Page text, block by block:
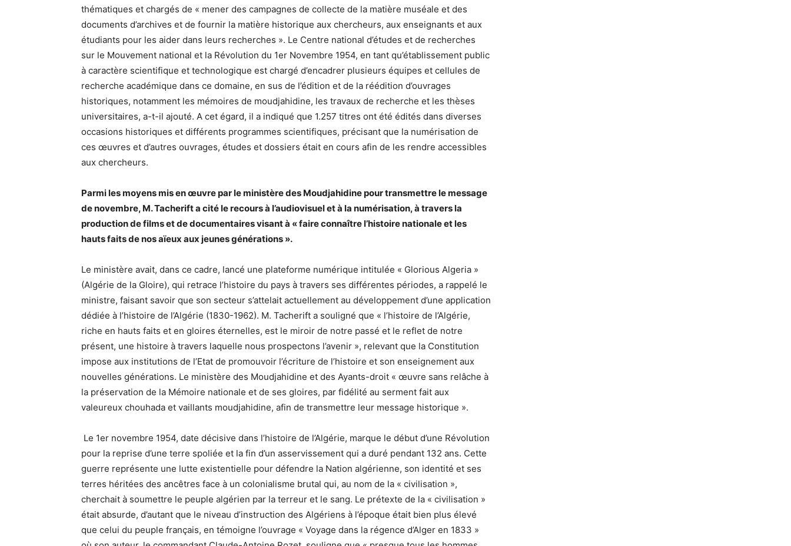
thématiques et chargés de « mener des campagnes de collecte de la matière muséale et des
documents d’archives et de fournir la matière historique aux chercheurs, aux enseignants et aux
étudiants pour les aider dans leurs recherches ». Le Centre national d’études et de recherches
sur le Mouvement national et la Révolution du 1er Novembre 1954, en tant qu’établissement public
à caractère scientifique et technologique est chargé d’encadrer plusieurs équipes et cellules de
recherche académique dans ce domaine, en sus de l’édition et de la réédition d’ouvrages
historiques, notamment les mémoires de moudjahidine, les travaux de recherche et les thèses
universitaires, a-t-il ajouté. A cet égard, il a indiqué que 1.257 titres ont été édités dans diverses
occasions historiques et différents programmes scientifiques, précisant que la numérisation de
ces œuvres et d’autres ouvrages, études et dossiers était en cours afin de les rendre accessibles
aux chercheurs.
Parmi les moyens mis en œuvre par le ministère des Moudjahidine pour transmettre le message
de novembre, M. Tacherift a cité le recours à l’audiovisuel et à la numérisation, à travers la
production de films et de documentaires visant à « faire connaître l’histoire nationale et les
hauts faits de nos aïeux aux jeunes générations ».
Le ministère avait, dans ce cadre, lancé une plateforme numérique intitulée « Glorious Algeria »
(Algérie de la Gloire), qui retrace l’histoire du pays à travers ses différentes périodes, a rappelé le
ministre, faisant savoir que son secteur s’attelait actuellement au développement d’une application
dédiée à l’histoire de l’Algérie (1830-1962). M. Tacherift a souligné que « l’histoire de l’Algérie,
riche en hauts faits et en gloires éternelles, est le miroir de notre passé et le reflet de notre
présent, une histoire à travers laquelle nous prospectons l’avenir », relevant que la Constitution
impose aux institutions de l’Etat de promouvoir l’écriture de l’histoire et son enseignement aux
nouvelles générations. Le ministère des Moudjahidine et des Ayants-droit « œuvre sans relâche à
la préservation de la Mémoire nationale et de ses gloires, par fidélité au serment fait aux
valeureux chouhada et vaillants moudjahidine, afin de transmettre leur message historique ».
Le 1er novembre 1954, date décisive dans l’histoire de l’Algérie, marque le début d’une Révolution
pour la reprise d’une terre spoliée et la fin d’un asservissement qui a duré pendant 132 ans. Cette
guerre représente une lutte existentielle pour défendre la Nation algérienne, son identité et ses
terres héritées des ancêtres face à un colonialisme brutal qui, au nom de la « civilisation »,
cherchait à soumettre le peuple algérien par la terreur et le sang. Le prétexte de la « civilisation »
était absurde, d’autant que le niveau d’instruction des Algériens à l’époque était bien plus élevé
que celui du peuple français, en témoigne l’ouvrage « Voyage dans la régence d’Alger en 1833 »